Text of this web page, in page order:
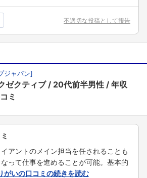
不適切な投稿として報告
ジャパン]
ゼクティブ 20代前半男性
年収
ミ
アントのメイン担当を任されることも
って仕事を進めることが可能。基本的
がいの口コミの続きを読む